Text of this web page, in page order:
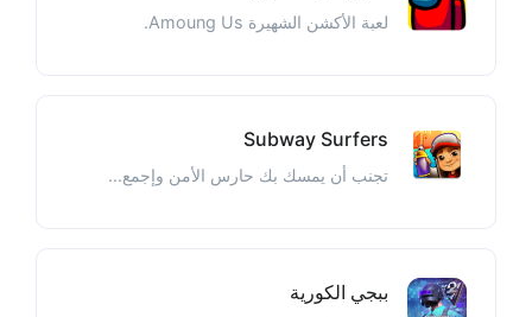
لعبة الأكشن الشهيرة Amoung Us.
Subway Surfers
تجنب أن يمسك بك حارس الأمن وإجمع...
ببجي الكورية